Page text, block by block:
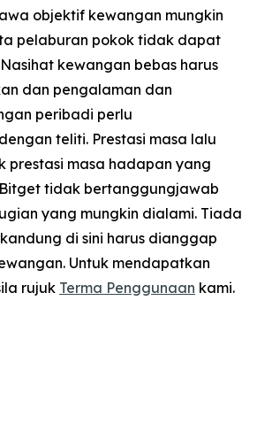
objektif kewangan mungkin
pelaburan pokok tidak dapat
kewangan bebas harus
dan pengalaman dan
peribadi perlu
teliti. Prestasi masa lalu
prestasi masa hadapan yang
tidak bertanggungjawab
yang mungkin dialami. Tiada
di sini harus dianggap
Untuk mendapatkan
rujuk Terma Penggunaan kami.